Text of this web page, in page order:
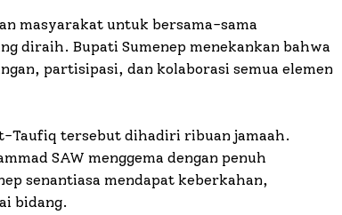
masyarakat untuk bersama-sama
diraih. Bupati Sumenep menekankan bahwa
partisipasi, dan kolaborasi semua elemen
Taufiq tersebut dihadiri ribuan jamaah.
SAW menggema dengan penuh
senantiasa mendapat keberkahan,
bidang.